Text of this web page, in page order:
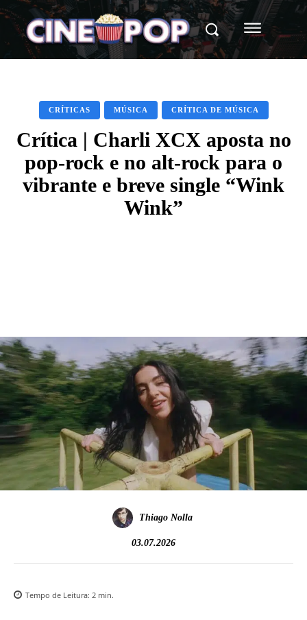
CRÍTICAS MÚSICA CRÍTICA DE MÚSICA
Crítica | Charli XCX aposta no
pop-rock e no alt-rock para o
vibrante e breve single “Wink
Wink”
Thiago Nolla
03.07.2026
Tempo de Leitura: 2 min.